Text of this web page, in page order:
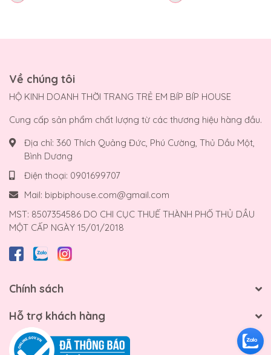
Về chúng tôi
HỘ KINH DOANH THỜI TRANG TRẺ EM BÍP BÍP HOUSE
Cung cấp sản phẩm chất lượng từ các thương hiệu hàng đầu.
Địa chỉ: 360 Thích Quảng Đức, Phú Cường, Thủ Dầu Một,
Bình Dương
Điện thoại: 0901699707
Mail: bipbiphouse.com@gmail.com
MST: 8507354586 DO CHI CỤC THUẾ THÀNH PHỐ THỦ DẦU
MỘT CẤP NGÀY 15/01/2018
Chính sách
Hỗ trợ khách hàng